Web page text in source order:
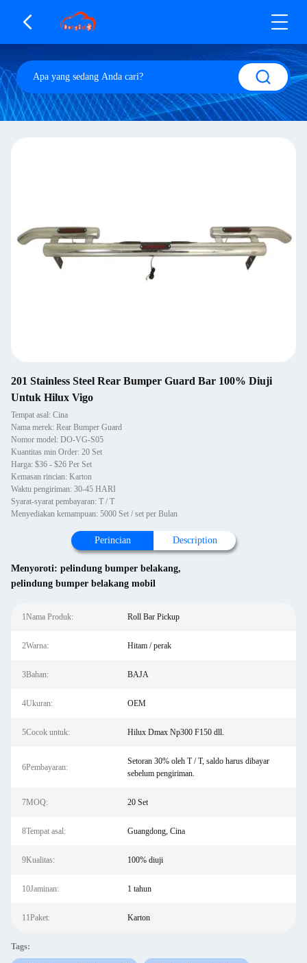
201 Stainless Steel Rear Bumper Guard Bar 100% Diuji
Untuk Hilux Vigo
Tempat asal: Cina
Nama merek: Rear Bumper Guard
Nomor model: DO-VG-S05
Kuantitas min Order: 20 Set
Harga: $36 - $26 Per Set
Kemasan rincian: Karton
Waktu pengiriman: 30-45 HARI
Syarat-syarat pembayaran: T / T
Menyediakan kemampuan: 5000 Set / set per Bulan
Perincian Description
Menyoroti: pelindung bumper belakang,
pelindung bumper belakang mobil
1Nama Produk: Roll Bar Pickup
2Warna: Hitam / perak
3Bahan: BAJA
4Ukuran: OEM
5Cocok untuk: Hilux Dmax Np300 F150 dll.
6Pembayaran:
Setoran 30% oleh T / T, saldo harus dibayar
sebelum pengiriman.
7MOQ: 20 Set
8Tempat asal: Guangdong, Cina
9Kualitas: 100% diuji
10Jaminan: 1 tahun
11Paket: Karton
Tags: